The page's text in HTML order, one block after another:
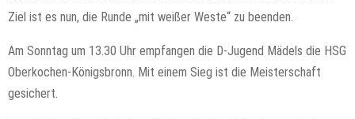
Ziel ist es nun, die Runde „mit weißer Weste“ zu beenden.
Am Sonntag um 13.30 Uhr empfangen die D-Jugend Mädels die HSG
Oberkochen-Königsbronn. Mit einem Sieg ist die Meisterschaft
gesichert.